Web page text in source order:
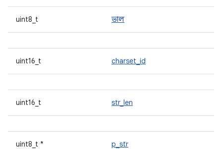
uint8_t ভাল
uint16_t charset_id
uint16_t str_len
uint8_t * p_str